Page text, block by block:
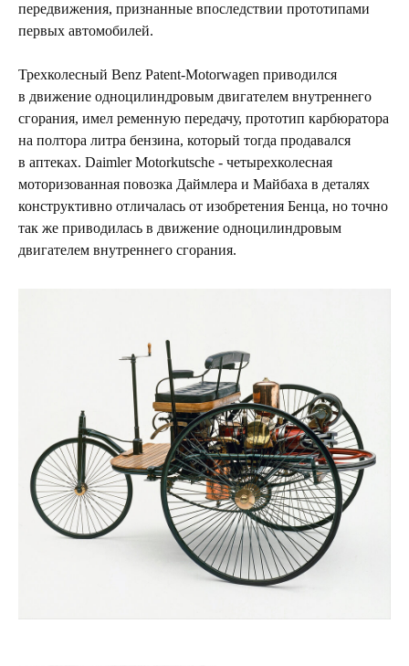
передвижения, признанные впоследствии прототипами
первых автомобилей.
Трехколесный Benz Patent-Motorwagen приводился
в движение одноцилиндровым двигателем внутреннего
сгорания, имел ременную передачу, прототип карбюратора
на полтора литра бензина, который тогда продавался
в аптеках. Daimler Motorkutsche - четырехколесная
моторизованная повозка Даймлера и Майбаха в деталях
конструктивно отличалась от изобретения Бенца, но точно
так же приводилась в движение одноцилиндровым
двигателем внутреннего сгорания.